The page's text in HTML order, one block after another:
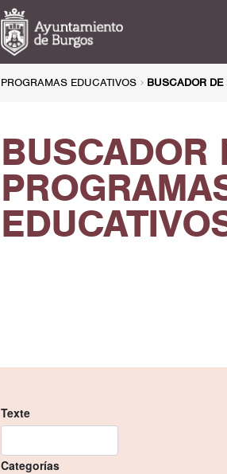
PROGRAMAS EDUCATIVOS BUSCADOR DE
BUSCADOR
Texte
Categorías